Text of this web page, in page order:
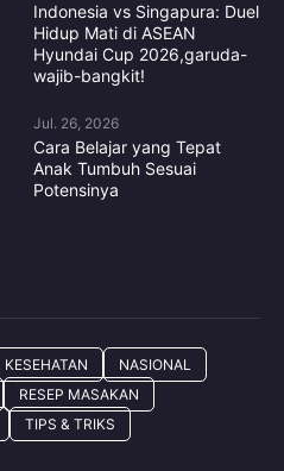
Indonesia vs Singapura: Duel
Hidup Mati di ASEAN
Hyundai Cup 2026,garuda-
wajib-bangkit!
Jul. 26, 2026
Cara Belajar yang Tepat
Anak Tumbuh Sesuai
Potensinya
KESEHATAN
NASIONAL
RESEP MASAKAN
TIPS & TRIKS